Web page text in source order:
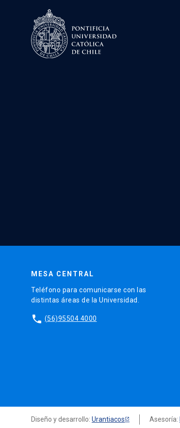
MESA CENTRAL
Teléfono para comunicarse con las
distintas áreas de la Universidad.
phone (56)95504 4000
Diseño y desarrollo: Urantiacos Asesoría: